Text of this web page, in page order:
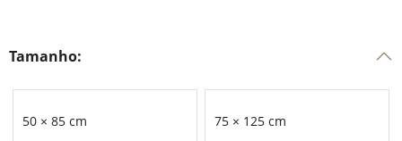
Tamanho:
50 × 85 cm 75 × 125 cm